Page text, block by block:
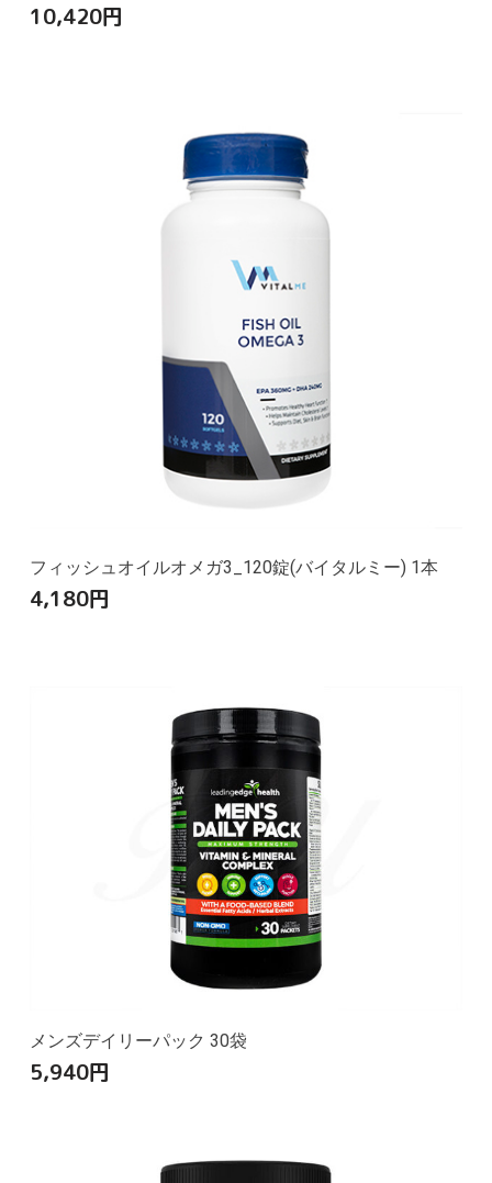
10,420円
フィッシュオイルオメガ3_120錠(バイタルミー) 1本
4,180円
メンズデイリーパック 30袋
5,940円